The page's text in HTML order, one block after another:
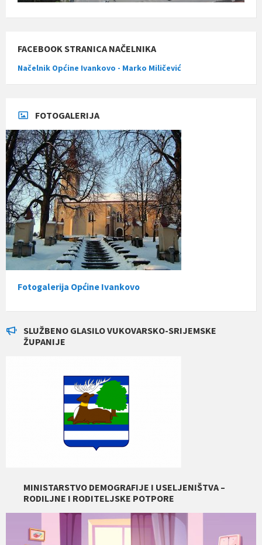
FACEBOOK STRANICA NAČELNIKA
Načelnik Općine Ivankovo - Marko Miličević
FOTOGALERIJA
Fotogalerija Općine Ivankovo
SLUŽBENO GLASILO VUKOVARSKO-SRIJEMSKE
ŽUPANIJE
MINISTARSTVO DEMOGRAFIJE I USELJENIŠTVA –
RODILJNE I RODITELJSKE POTPORE